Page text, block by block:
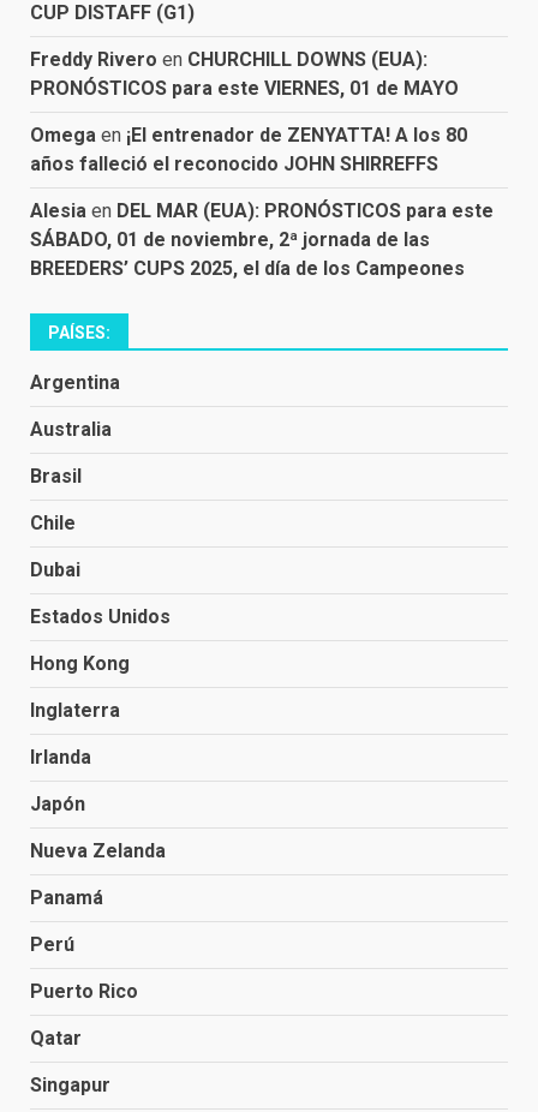
CUP DISTAFF (G1)
Freddy Rivero en CHURCHILL DOWNS (EUA):
PRONÓSTICOS para este VIERNES, 01 de MAYO
Omega en ¡El entrenador de ZENYATTA! A los 80
años falleció el reconocido JOHN SHIRREFFS
Alesia en DEL MAR (EUA): PRONÓSTICOS para este
SÁBADO, 01 de noviembre, 2ª jornada de las
BREEDERS’ CUPS 2025, el día de los Campeones
PAÍSES:
Argentina
Australia
Brasil
Chile
Dubai
Estados Unidos
Hong Kong
Inglaterra
Irlanda
Japón
Nueva Zelanda
Panamá
Perú
Puerto Rico
Qatar
Singapur